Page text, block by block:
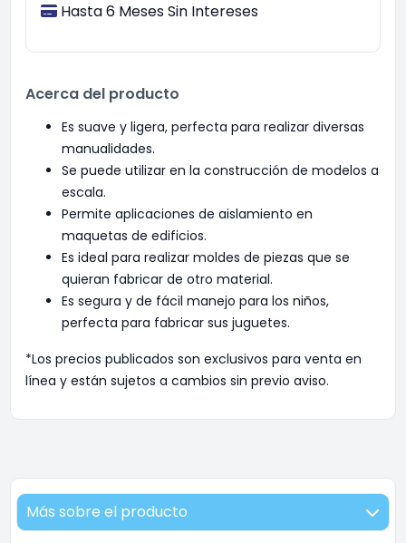
Hasta 6 Meses Sin Intereses
Acerca del producto
Es suave y ligera, perfecta para realizar diversas
manualidades.
Se puede utilizar en la construcción de modelos a
escala.
Permite aplicaciones de aislamiento en
maquetas de edificios.
Es ideal para realizar moldes de piezas que se
quieran fabricar de otro material.
Es segura y de fácil manejo para los niños,
perfecta para fabricar sus juguetes.
*Los precios publicados son exclusivos para venta en
línea y están sujetos a cambios sin previo aviso.
Más sobre el producto